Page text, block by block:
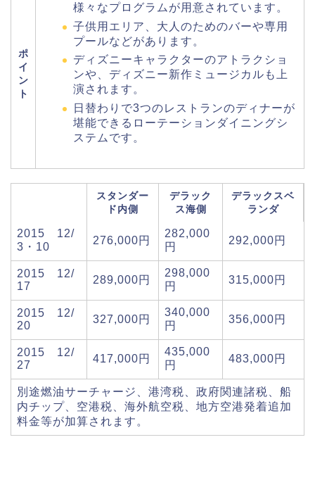
ポ
イ
ン
ト
様々なプログラムが用意されています。
子供用エリア、大人のためのバーや専用
プールなどがあります。
ディズニーキャラクターのアトラクショ
ンや、ディズニー新作ミュージカルも上
演されます。
日替わりで3つのレストランのディナーが
堪能できるローテーションダイニングシ
ステムです。
スタンダー
ド内側
デラック
ス海側
デラックスベ
ランダ
2015 12/
3・10
276,000円
282,000
円
292,000円
2015 12/
17
289,000円
298,000
円
315,000円
2015 12/
20
327,000円
340,000
円
356,000円
2015 12/
27
417,000円
435,000
円
483,000円
別途燃油サーチャージ、港湾税、政府関連諸税、船
内チップ、空港税、海外航空税、地方空港発着追加
料金等が加算されます。